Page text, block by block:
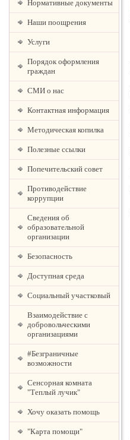
Нормативные документы
Наши поощрения
Услуги
Порядок оформления
граждан
СМИ о нас
Контактная информация
Методическая копилка
Полезные ссылки
Попечительский совет
Противодействие
коррупции
Сведения об
образовательной
организации
Безопасность
Доступная среда
Социальный участковый
Взаимодействие с
добровольческими
организациями
#Безграничные
возможности
Сенсорная комната
"Теплый лучик"
Хочу оказать помощь
"Карта помощи"